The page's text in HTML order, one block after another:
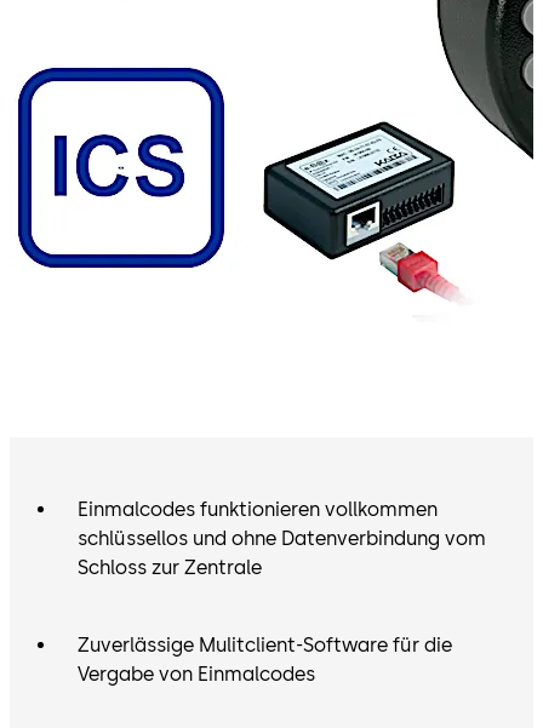
Einmalcodes funktionieren vollkommen
schlüssellos und ohne Datenverbindung vom
Schloss zur Zentrale
Zuverlässige Mulitclient-Software für die
Vergabe von Einmalcodes